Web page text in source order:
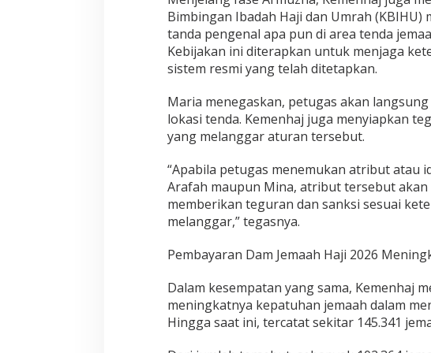
a
n
L
a
y
n
a
n
A
m
u
z
n
a
Bimbingan Ibadah Haji dan Umrah
tanda pengenal apa pun di area tenda
Kebijakan ini diterapkan untuk menjaga
sistem resmi yang telah ditetapkan.
Maria menegaskan, petugas akan
lokasi tenda. Kemenhaj juga menyiapkan
yang melanggar aturan tersebut.
“Apabila petugas menemukan atribut atau
Arafah maupun Mina, atribut tersebut
memberikan teguran dan sanksi sesuai
melanggar,” tegasnya.
Pembayaran Dam Jemaah Haji 2026
Dalam kesempatan yang sama, Kemenhaj
meningkatnya kepatuhan jemaah dalam
Hingga saat ini, tercatat sekitar 145.341